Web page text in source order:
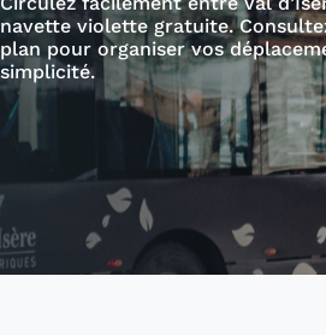
navette violette gratuite.
plan pour organiser vos
simplicité.